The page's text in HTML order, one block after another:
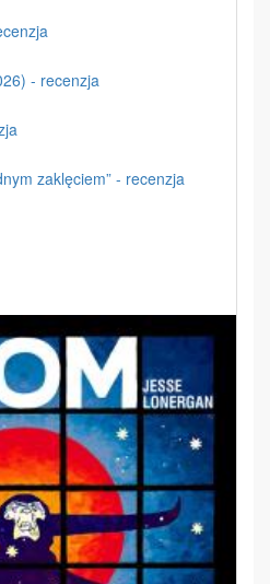
- recenzja
zaklęciem” - recenzja